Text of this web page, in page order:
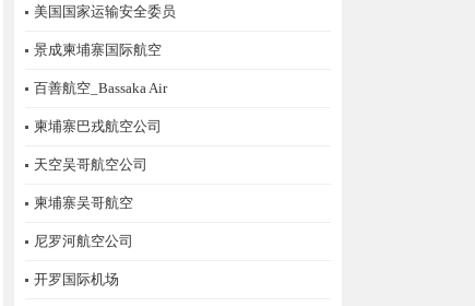
美国国家运输安全委员
景成柬埔寨国际航空
百善航空_Bassaka Air
柬埔寨巴戎航空公司
天空吴哥航空公司
柬埔寨吴哥航空
尼罗河航空公司
开罗国际机场